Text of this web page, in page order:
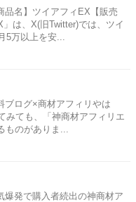
品名】ツイアフィEX【販売
は、X(旧Twitter)では、ツイ
5万以上を安...
ブログ×商材アフィリやは
みても、「神商材アフィリエ
ものがありま...
爆発で購入者続出の神商材ア